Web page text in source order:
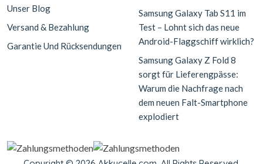
Unser Blog
Versand & Bezahlung
Garantie Und Rücksendungen
Samsung Galaxy Tab S11 im
Test – Lohnt sich das neue
Android-Flaggschiff wirklich?
Samsung Galaxy Z Fold 8
sorgt für Lieferengpässe:
Warum die Nachfrage nach
dem neuen Falt-Smartphone
explodiert